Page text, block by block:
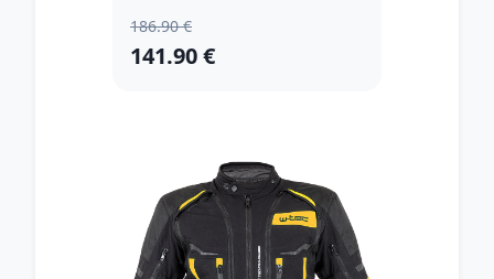
186.90 €
141.90 €